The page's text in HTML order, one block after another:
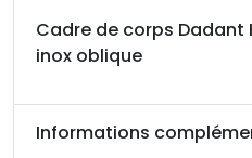
Cadre de corps
inox oblique
Informations